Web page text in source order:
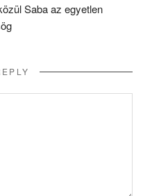
Saba az egyetlen